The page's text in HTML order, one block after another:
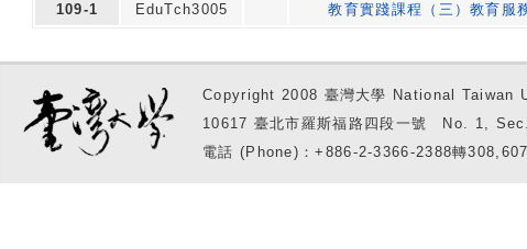
109-1
EduTch3005 教育實踐課程（三）教育服
Copyright 2008 臺灣大學 National Taiwan
10617 臺北市羅斯福路四段一號 No. 1,
電話 (Phone)：+886-2-3366-2388轉